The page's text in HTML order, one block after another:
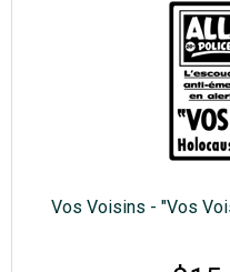
Vos Voisins - "Vos